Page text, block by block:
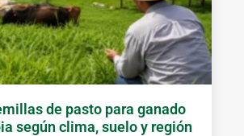
de pasto para ganado
según clima, suelo y región